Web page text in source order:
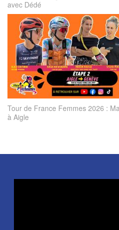
avec Dédé
Tour de France Femmes 2026 :
à Aigle